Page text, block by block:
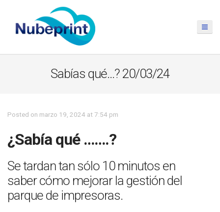
Sabías qué…? 20/03/24
Posted on marzo 19, 2024 at 7:54 pm
¿Sabía qué …….?
Se tardan tan sólo 10 minutos en
saber cómo mejorar la gestión del
parque de impresoras.